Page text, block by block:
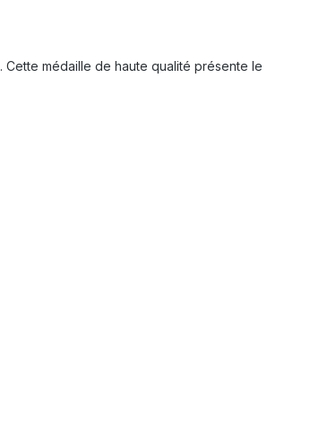
. Cette médaille de haute qualité présente le